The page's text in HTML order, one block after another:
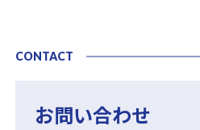
CONTACT
お問い合わせ